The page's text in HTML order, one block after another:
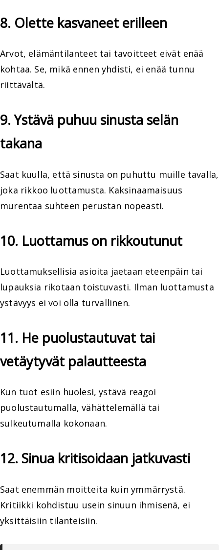
8. Olette kasvaneet erilleen
Arvot, elämäntilanteet tai tavoitteet eivät enää
kohtaa. Se, mikä ennen yhdisti, ei enää tunnu
riittävältä.
9. Ystävä puhuu sinusta selän
takana
Saat kuulla, että sinusta on puhuttu muille tavalla,
joka rikkoo luottamusta. Kaksinaamaisuus
murentaa suhteen perustan nopeasti.
10. Luottamus on rikkoutunut
Luottamuksellisia asioita jaetaan eteenpäin tai
lupauksia rikotaan toistuvasti. Ilman luottamusta
ystävyys ei voi olla turvallinen.
11. He puolustautuvat tai
vetäytyvät palautteesta
Kun tuot esiin huolesi, ystävä reagoi
puolustautumalla, vähättelemällä tai
sulkeutumalla kokonaan.
12. Sinua kritisoidaan jatkuvasti
Saat enemmän moitteita kuin ymmärrystä.
Kritiikki kohdistuu usein sinuun ihmisenä, ei
yksittäisiin tilanteisiin.